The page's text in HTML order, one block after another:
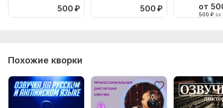
500 ₽ 500 ₽ от
500 ₽ за
Похожие кворки